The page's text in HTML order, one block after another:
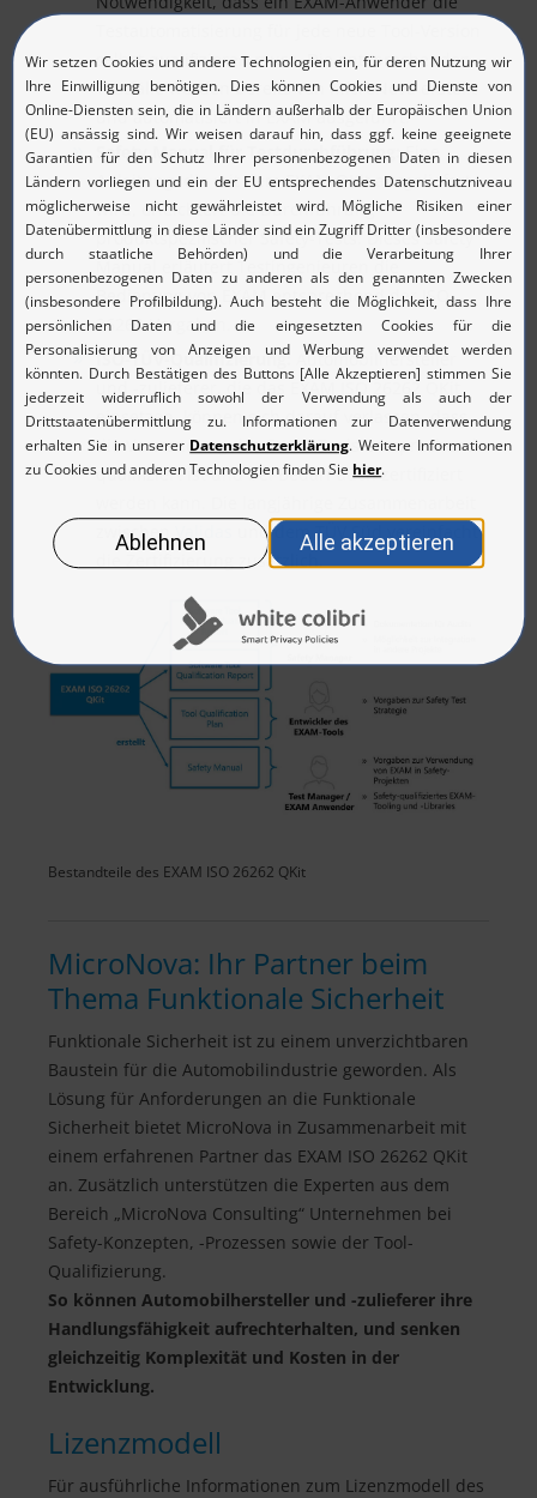
selbst qualifizieren muss. Die entsprechenden
Testfälle werden bereits von MicroNova erstellt
und automatisiert in EXAM ausgeführt.
Safety Manual für Testdurchführung: Eine
Anleitung, die mit dem EXAM QKit ausgeliefert
wird, erleichtert die Durchführung
produktspezifischer Safety-Tests. Dieses Safety
Manual erläutert Testingenieuren die
Bedienung von EXAM entsprechend der ISO-
26262-Vorgaben.
ISO-TÜV-Qualifizierung: Automobilhersteller
und -zulieferer, die das EXAM ISO 26262 QKit
einsetzen, können sich darauf verlassen, dass
die Verwendung des EXAM-Tools entsprechend
qualifiziert ist und bei Bedarf auch zertifiziert
zwischen
und dem TÜV Süd vereinfacht
die Zertifizierung zusätzlich.
Bestandteile des EXAM ISO 26262 QKit
MicroNova: Ihr Partner beim
Thema Funktionale Sicherheit
Funktionale Sicherheit ist zu einem unverzichtbaren
Baustein für die Automobilindustrie geworden. Als
Lösung für Anforderungen an die Funktionale
Sicherheit bietet MicroNova in Zusammenarbeit mit
einem erfahrenen Partner das EXAM ISO 26262 QKit
an. Zusätzlich unterstützen die Experten aus dem
Bereich „MicroNova Consulting“ Unternehmen bei
Safety-Konzepten, -Prozessen sowie der Tool-
Qualifizierung.
So können Automobilhersteller und -zulieferer ihre
Handlungsfähigkeit aufrechterhalten, und senken
gleichzeitig Komplexität und Kosten in der
Entwicklung.
Lizenzmodell
Für ausführliche Informationen zum Lizenzmodell des